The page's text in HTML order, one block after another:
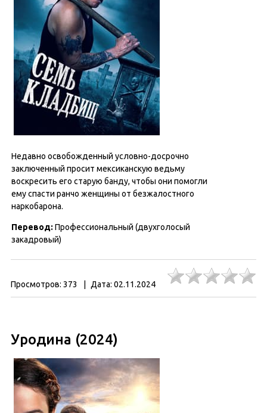
Недавно освобожденный условно-досрочно
заключенный просит мексиканскую ведьму
воскресить его старую банду, чтобы они помогли
ему спасти ранчо женщины от безжалостного
наркобарона.
Перевод: Профессиональный (двухголосый
закадровый)
Просмотров: 373 Дата: 02.11.2024
Уродина (2024)